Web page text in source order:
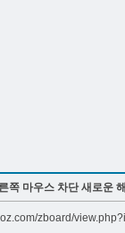
쪽 마우스 차단 새로운
zboard/